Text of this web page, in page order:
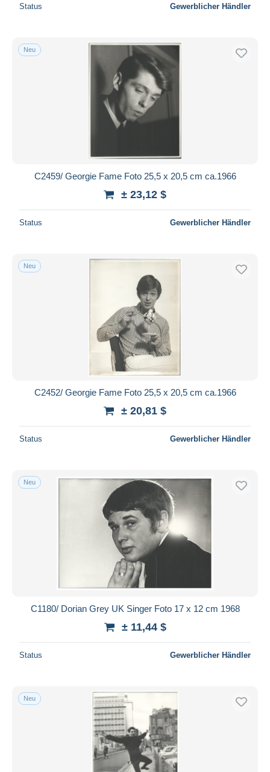
Status Gewerblicher Händler
Neu
C2459/ Georgie Fame Foto 25,5 x 20,5 cm ca.1966
± 23,12 $
Status Gewerblicher Händler
Neu
C2452/ Georgie Fame Foto 25,5 x 20,5 cm ca.1966
± 20,81 $
Status Gewerblicher Händler
Neu
C1180/ Dorian Grey UK Singer Foto 17 x 12 cm 1968
± 11,44 $
Status Gewerblicher Händler
Neu